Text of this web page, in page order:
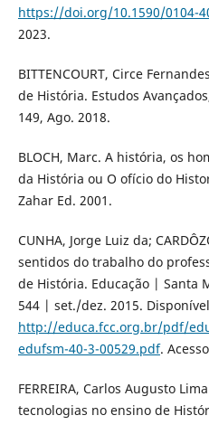
https://doi.org/10.1590/0104-
2023.
BITTENCOURT, Circe
de História. Estudos
149, Ago. 2018.
BLOCH, Marc. A história, os
da História ou O ofício do
Zahar Ed. 2001.
CUNHA, Jorge Luiz da;
sentidos do trabalho do
de História. Educação | Santa
544 | set./dez. 2015.
http://educa.fcc.org.br/pdf/
edufsm-40-3-00529.pdf.
FERREIRA, Carlos Augusto
tecnologias no ensino de